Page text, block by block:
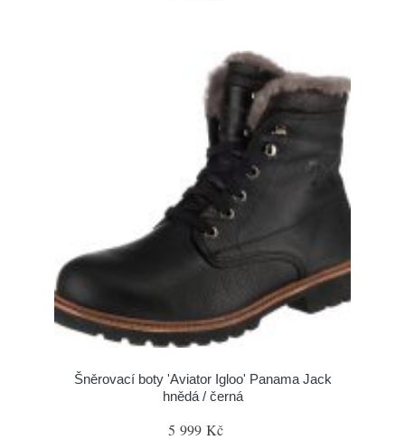
Šněrovací boty 'Aviator Igloo' Panama Jack
hnědá / černá
5 999 Kč